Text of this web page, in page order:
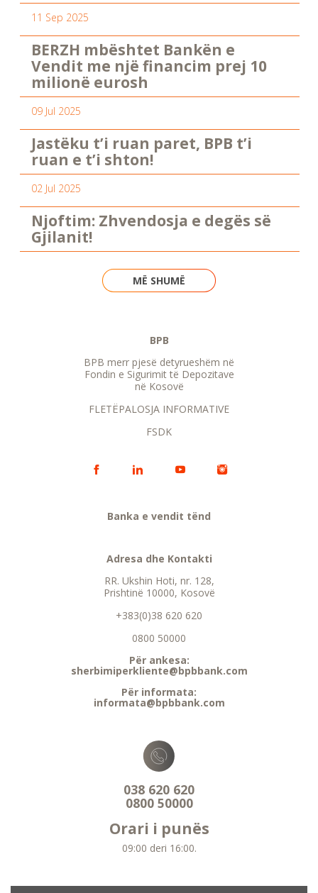
11 Sep 2025
BERZH mbështet Bankën e
Vendit me një financim prej 10
milionë eurosh
09 Jul 2025
Jastëku t’i ruan paret, BPB t’i
ruan e t’i shton!
02 Jul 2025
Njoftim: Zhvendosja e degës së
Gjilanit!
MË SHUMË
BPB
BPB merr pjesë detyrueshëm në
Fondin e Sigurimit të Depozitave
në Kosovë
FLETËPALOSJA INFORMATIVE
FSDK
Banka e vendit tënd
Adresa dhe Kontakti
RR. Ukshin Hoti, nr. 128,
Prishtinë 10000, Kosovë
+383(0)38 620 620
0800 50000
Për ankesa:
sherbimiperkliente@bpbbank.com
Për informata:
informata@bpbbank.com
038 620 620
0800 50000
Orari i punës
09:00 deri 16:00.